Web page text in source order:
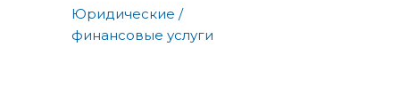
Юридические /
финансовые услуги